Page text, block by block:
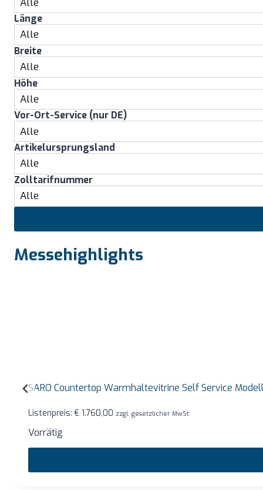
Länge
Breite
Höhe
Vor-Ort-Service (nur DE)
Artikelursprungsland
Zolltarifnummer
Messehighlights
SARO Countertop Warmhaltevitrine Self Service
Listenpreis: € 1.760,00 zzgl. gesetzlicher MwSt.
Vorrätig